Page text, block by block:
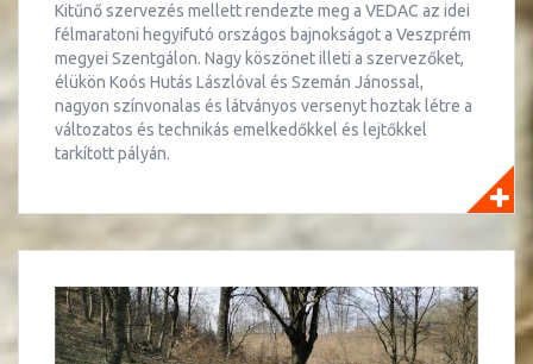
Kitűnő szervezés mellett rendezte meg a VEDAC az idei
félmaratoni hegyifutó országos bajnokságot a Veszprém
megyei Szentgálon. Nagy köszönet illeti a szervezőket,
élükön Koós Hutás Lászlóval és Szemán Jánossal,
nagyon színvonalas és látványos versenyt hoztak létre a
változatos és technikás emelkedőkkel és lejtőkkel
tarkított pályán.